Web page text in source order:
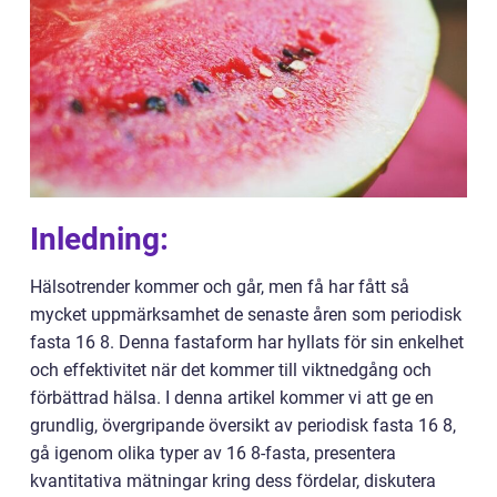
Inledning:
Hälsotrender kommer och går, men få har fått så
mycket uppmärksamhet de senaste åren som periodisk
fasta 16 8. Denna fastaform har hyllats för sin enkelhet
och effektivitet när det kommer till viktnedgång och
förbättrad hälsa. I denna artikel kommer vi att ge en
grundlig, övergripande översikt av periodisk fasta 16 8,
gå igenom olika typer av 16 8-fasta, presentera
kvantitativa mätningar kring dess fördelar, diskutera